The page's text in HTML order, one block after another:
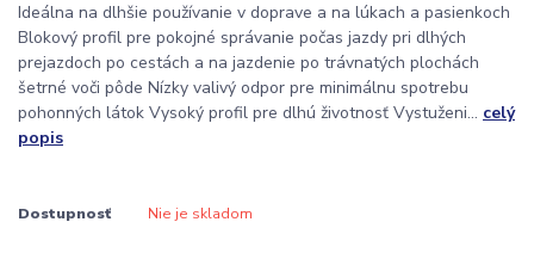
Ideálna na dlhšie používanie v doprave a na lúkach a pasienkoch
Blokový profil pre pokojné správanie počas jazdy pri dlhých
prejazdoch po cestách a na jazdenie po trávnatých plochách
šetrné voči pôde Nízky valivý odpor pre minimálnu spotrebu
pohonných látok Vysoký profil pre dlhú životnosť Vystuženi... celý
popis
Dostupnosť Nie je skladom